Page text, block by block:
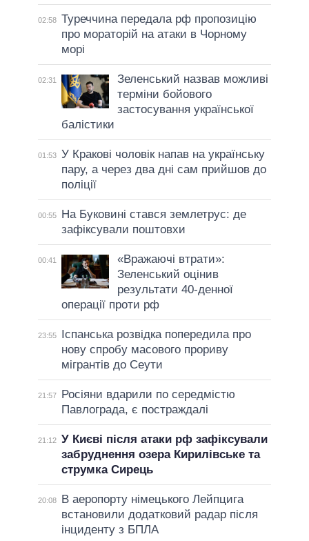
02:58 Туреччина передала рф пропозицію
про мораторій на атаки в Чорному
морі
02:31
Зеленський назвав можливі
терміни бойового
застосування української
балістики
01:53 У Кракові чоловік напав на українську
пару, а через два дні сам прийшов до
поліції
00:55
На Буковині стався землетрус: де
зафіксували поштовхи
00:41
«Вражаючі втрати»:
Зеленський оцінив
результати 40-денної
операції проти рф
23:55
Іспанська розвідка попередила про
нову спробу масового прориву
мігрантів до Сеути
21:57
Росіяни вдарили по середмістю
Павлограда, є постраждалі
21:12 У Києві після атаки рф зафіксували
забруднення озера Кирилівське та
струмка Сирець
20:08
В аеропорту німецького Лейпцига
встановили додатковий радар після
інциденту з БПЛА